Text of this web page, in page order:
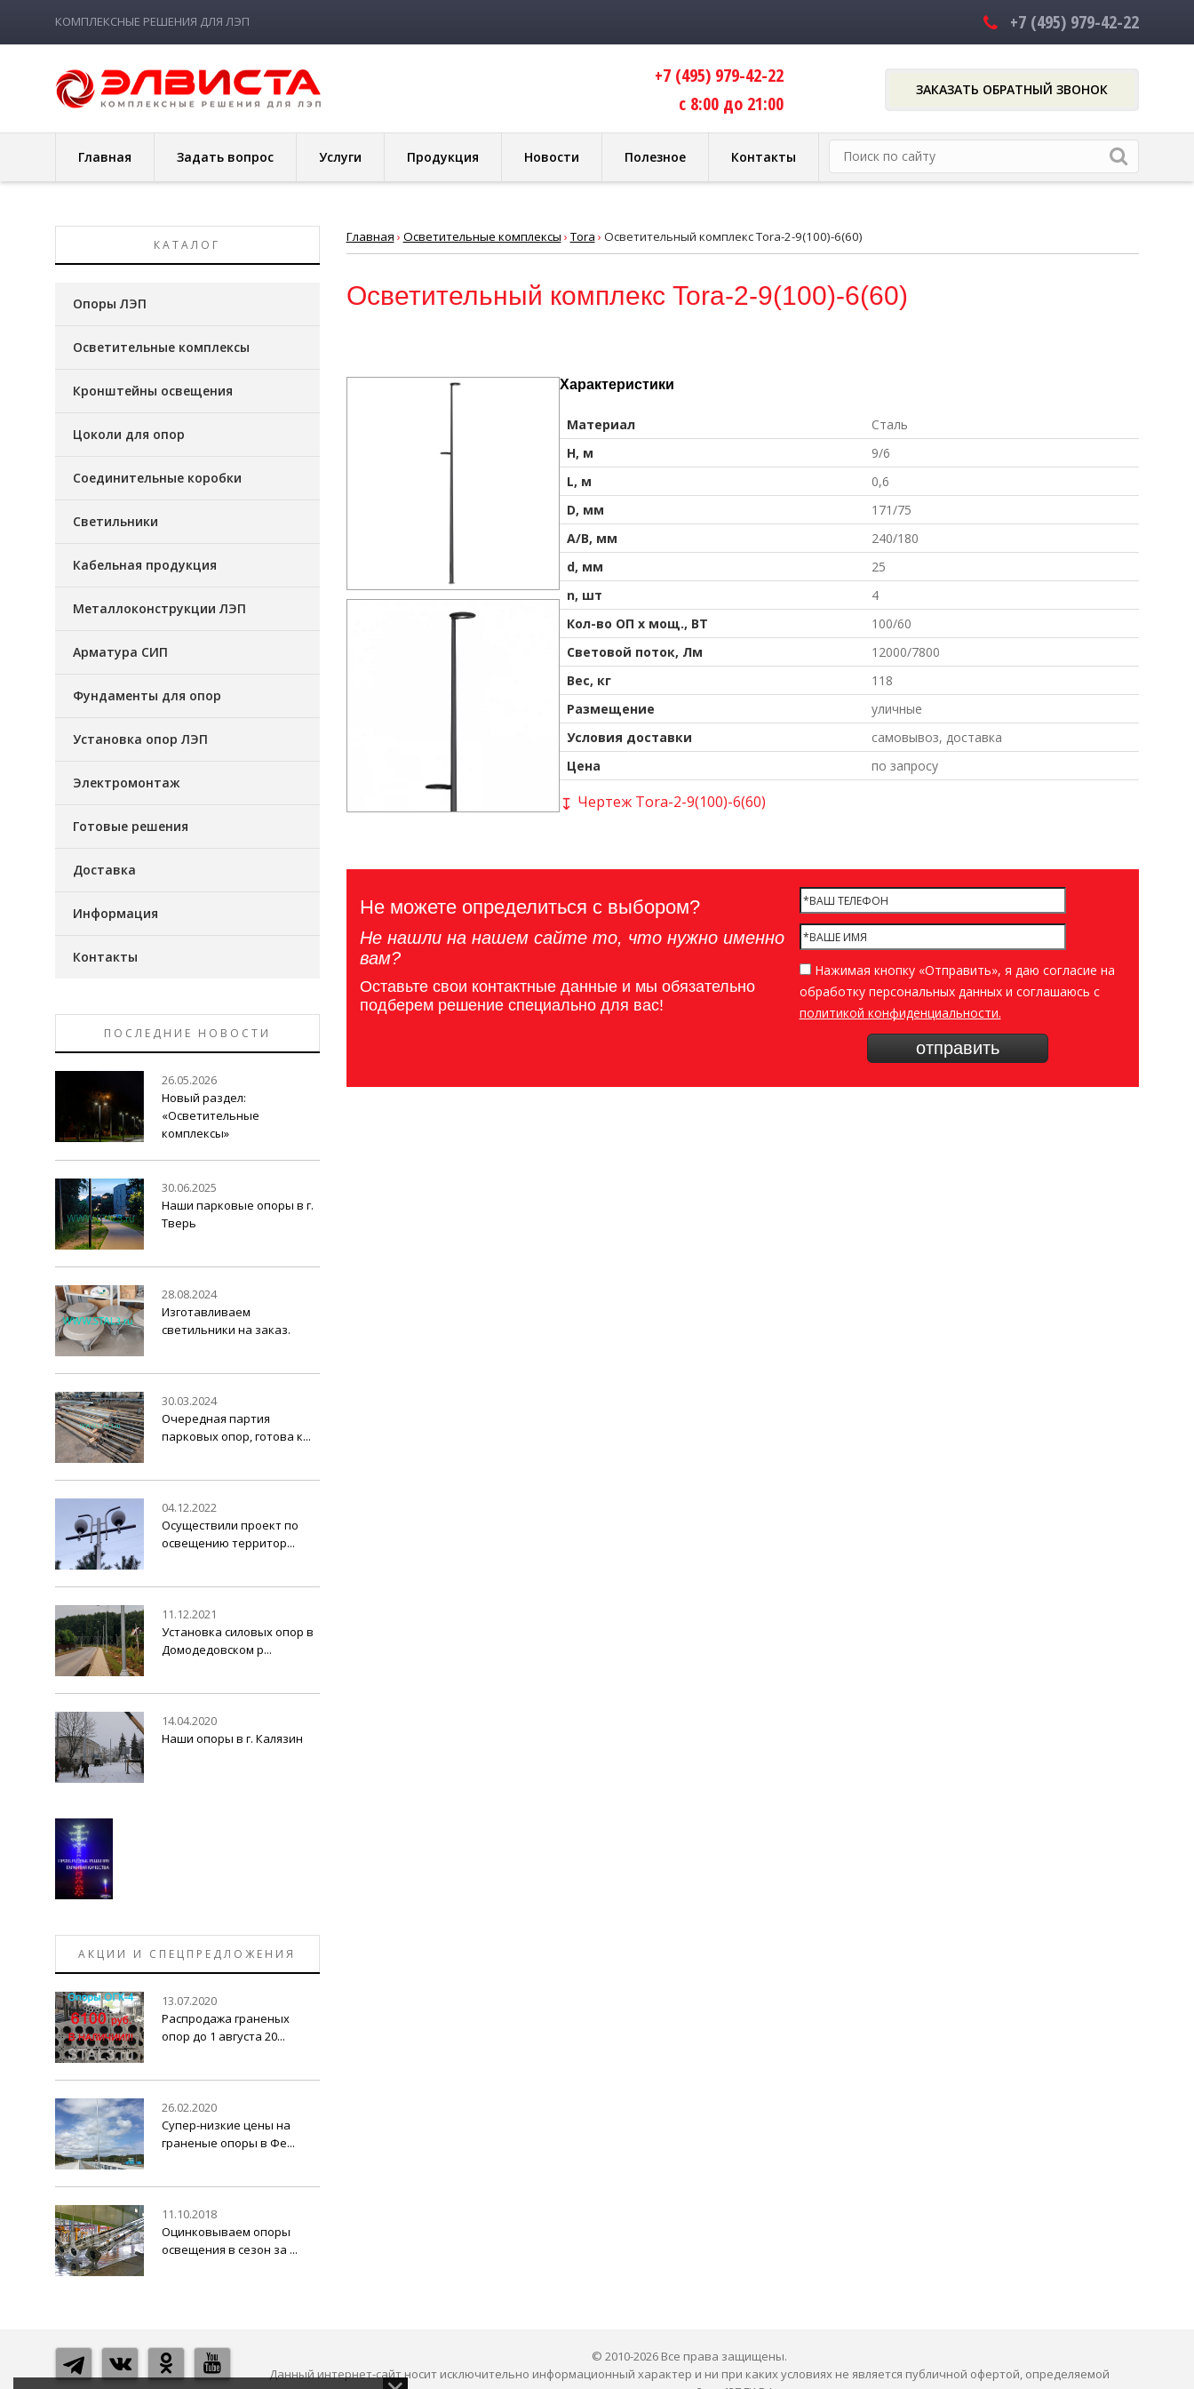
КОМПЛЕКСНЫЕ РЕШЕНИЯ ДЛЯ ЛЭП +7 (495) 979-42-22
ЗАКАЗАТЬ ОБРАТНЫЙ ЗВОНОК
+7 (495) 979-42-22
с 8:00 до 21:00
Главная Задать вопрос Услуги Продукция Новости Полезное Контакты
Главная › Осветительные комплексы ›Tora › Осветительный комплекс Tora-2-9(100)-6(60)
Осветительный комплекс Tora-2-9(100)-6(60)
Характеристики
Материал
Сталь
H, м
9/6
L, м
0,6
D, мм
171/75
A/B, мм
240/180
d, мм
25
n, шт
4
Кол-во ОП х мощ., ВТ
100/60
Световой поток, Лм
12000/7800
Вес, кг
118
Размещение
уличные
Условия доставки
самовывоз, доставка
Цена
по запросу
Чертеж Tora-2-9(100)-6(60)
Не можете определиться с выбором?
Не нашли на нашем сайте то, что нужно именно
вам?
Оставьте свои контактные данные и мы обязательно
подберем решение специально для вас!
Нажимая кнопку «Отправить», я даю согласие на
обработку персональных данных и соглашаюсь c
политикой конфиденциальности.
КАТАЛОГ
Опоры ЛЭП
Осветительные комплексы
Кронштейны освещения
Цоколи для опор
Соединительные коробки
Светильники
Кабельная продукция
Металлоконструкции ЛЭП
Арматура СИП
Фундаменты для опор
Установка опор ЛЭП
Электромонтаж
Готовые решения
Доставка
Информация
Контакты
ПОСЛЕДНИЕ НОВОСТИ
26.05.2026
Новый раздел:
«Осветительные
комплексы»
30.06.2025
Наши парковые опоры в г.
Тверь
28.08.2024
Изготавливаем
светильники на заказ.
30.03.2024
Очередная партия
парковых опор, готова к...
04.12.2022
Осуществили проект по
освещению территор...
11.12.2021
Установка силовых опор в
Домодедовском р...
14.04.2020
Наши опоры в г. Калязин
АКЦИИ И СПЕЦПРЕДЛОЖЕНИЯ
13.07.2020
Распродажа граненых
опор до 1 августа 20...
26.02.2020
Супер-низкие цены на
граненые опоры в Фе...
11.10.2018
Оцинковываем опоры
освещения в сезон за ...
© 2010-2026 Все права защищены.
Данный интернет-сайт носит исключительно информационный характер и ни при каких условиях не является публичной офертой, определяемой